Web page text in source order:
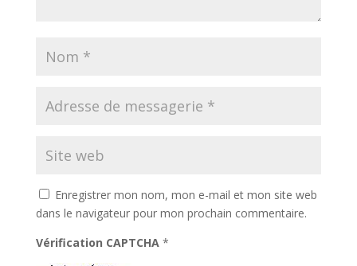
Enregistrer mon nom, mon e-mail et mon site web
dans le navigateur pour mon prochain commentaire.
Vérification CAPTCHA *